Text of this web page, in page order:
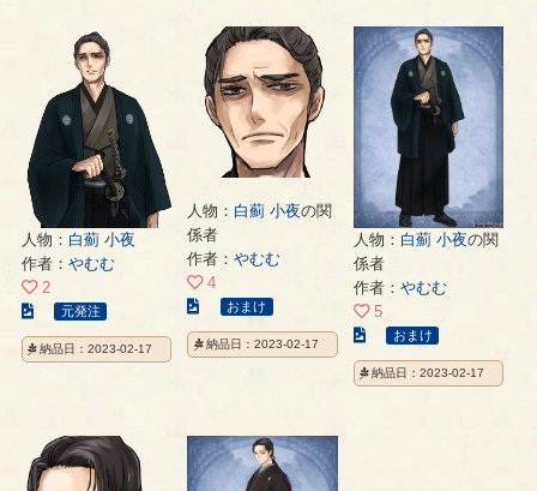
人物： 白薊 小夜
作者： やむむ
2
こ
の
イ
の
ペ
元発注
納品日：2023-02-17
人物： 白薊 小夜の関
係者
作者：やむむ
4
こ
の
イ
の
ペ
おまけ
納品日：2023-02-17
人物： 白薊 小夜の関
係者
作者： やむむ
5
こ
の
イ
おまけ
納品日：2023-02-17